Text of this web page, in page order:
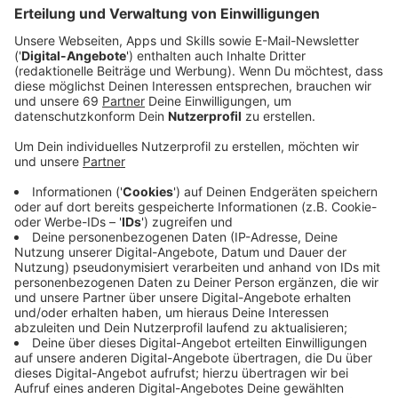
Veröffentlicht:Mittwoch, 07.01.2026 00:00
Anzeige
Auszug aus der neuen Folge seines Podcasts
Anzeige